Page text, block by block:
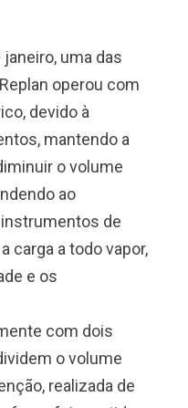
uma das
operou com
devido à
mantendo a
o volume
ao
de
carga a todo vapor,
e os
com dois
o volume
realizada de